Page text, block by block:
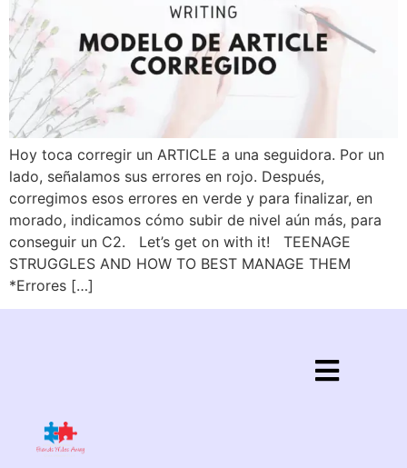
Hoy toca corregir un ARTICLE a una seguidora. Por un
lado, señalamos sus errores en rojo. Después,
corregimos esos errores en verde y para finalizar, en
morado, indicamos cómo subir de nivel aún más, para
conseguir un C2. Let’s get on with it! TEENAGE
STRUGGLES AND HOW TO BEST MANAGE THEM
*Errores […]